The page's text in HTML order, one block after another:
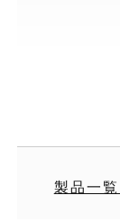
製品一覧